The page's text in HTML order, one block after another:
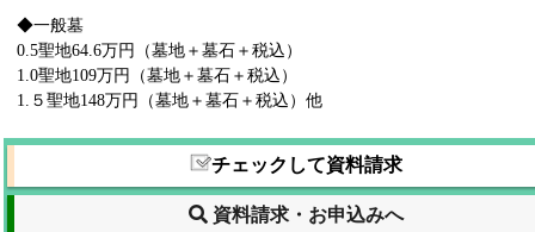
◆一般墓
0.5聖地64.6万円（墓地＋墓石＋税込）
1.0聖地109万円（墓地＋墓石＋税込）
1.５聖地148万円（墓地＋墓石＋税込）他
チェックして資料請求
資料請求・お申込みへ